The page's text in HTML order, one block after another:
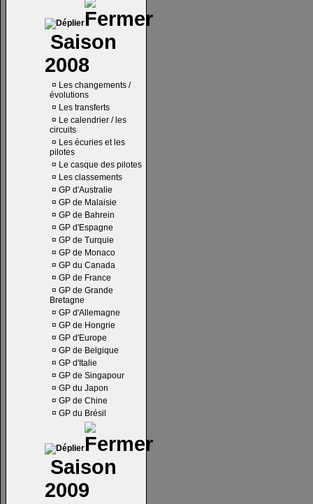
Saison
2008
¤ Les changements /
évolutions
¤ Les transferts
¤ Le calendrier / les
circuits
¤ Les écuries et les
pilotes
¤ Le casque des pilotes
¤ Les classements
¤ GP d'Australie
¤ GP de Malaisie
¤ GP de Bahrein
¤ GP d'Espagne
¤ GP de Turquie
¤ GP de Monaco
¤ GP du Canada
¤ GP de France
¤ GP de Grande
Bretagne
¤ GP d'Allemagne
¤ GP de Hongrie
¤ GP d'Europe
¤ GP de Belgique
¤ GP d'Italie
¤ GP de Singapour
¤ GP du Japon
¤ GP de Chine
¤ GP du Brésil
Saison
2009